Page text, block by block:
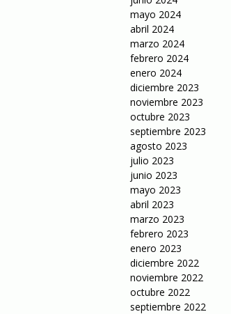
mayo 2024
abril 2024
marzo 2024
febrero 2024
enero 2024
diciembre 2023
noviembre 2023
octubre 2023
septiembre 2023
agosto 2023
julio 2023
junio 2023
mayo 2023
abril 2023
marzo 2023
febrero 2023
enero 2023
diciembre 2022
noviembre 2022
octubre 2022
septiembre 2022